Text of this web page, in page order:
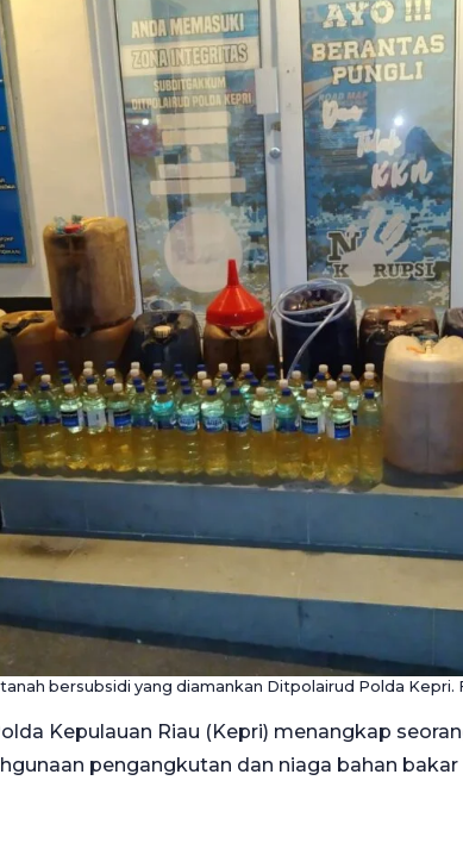
bersubsidi yang diamankan Ditpolairud Polda Kepri.
Kepulauan Riau (Kepri) menangkap
pengangkutan dan niaga bahan